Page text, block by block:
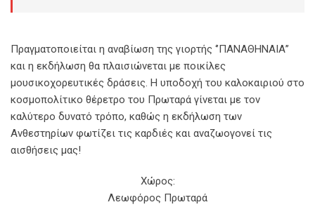
Πραγματοποιείται η αναβίωση της γιορτής ‘’ΠΑΝΑΘΗΝΑΙΑ’’
και η εκδήλωση θα πλαισιώνεται με ποικίλες
μουσικοχορευτικές δράσεις. Η υποδοχή του καλοκαιριού στο
κοσμοπολίτικο θέρετρο του Πρωταρά γίνεται με τον
καλύτερο δυνατό τρόπο, καθώς η εκδήλωση των
Ανθεστηρίων φωτίζει τις καρδιές και αναζωογονεί τις
αισθήσεις μας!
Χώρος:
Λεωφόρος Πρωταρά